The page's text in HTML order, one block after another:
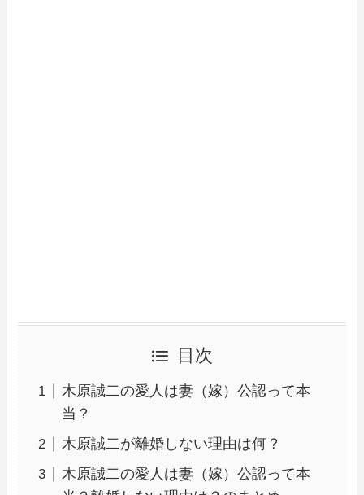
目次
木原誠二の愛人は妻（嫁）公認って本
当？
木原誠二が離婚しない理由は何？
木原誠二の愛人は妻（嫁）公認って本